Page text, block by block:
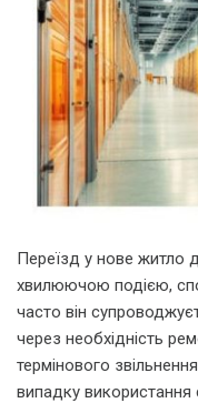
Переїзд у нове житло
хвилюючою подією,
часто він
через необхідність
термінового
випадку використання